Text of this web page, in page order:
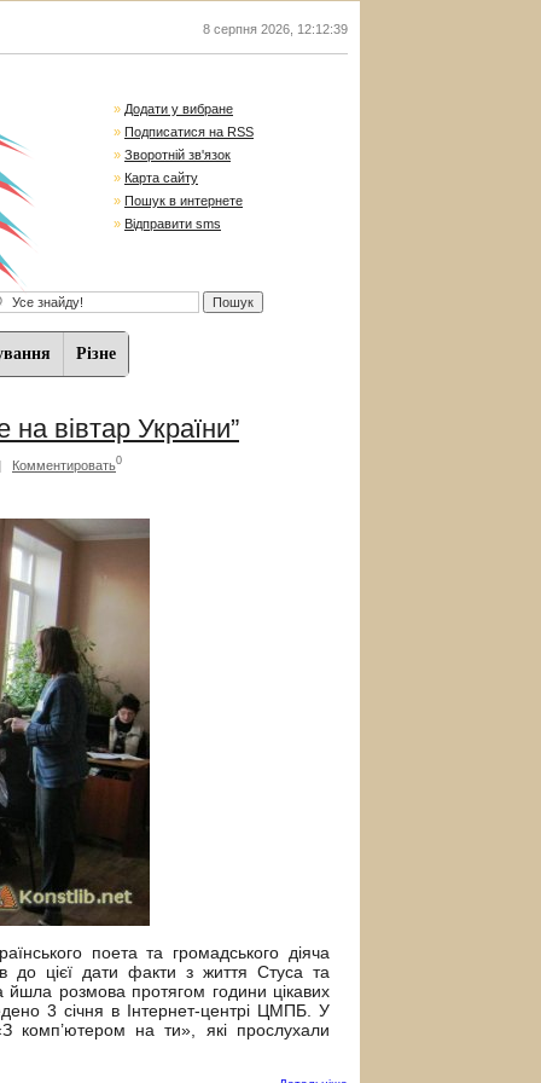
8 серпня 2026 12:12:39
» Додати у вибране
» Подписатися на RSS
» Зворотній зв'язок
» Карта сайту
» Пошук в интернете
» Відправити sms
Різне
вівтар України”
| Комментировать0
поета та громадського діяча
до цієї дати факти з життя Стуса та
йшла розмова протягом години цікавих
3 січня в Інтернет-центрі ЦМПБ. У
комп’ютером на ти», які прослухали